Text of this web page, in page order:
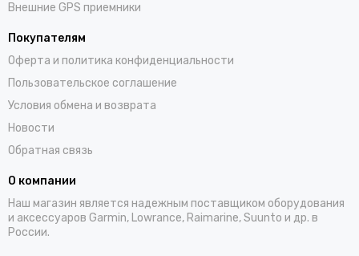
Внешние GPS приемники
Покупателям
Оферта и политика конфиденциальности
Пользовательское соглашение
Условия обмена и возврата
Новости
Обратная связь
О компании
Наш магазин является надежным поставщиком оборудования
и аксессуаров Garmin, Lowrance, Raimarine, Suunto и др. в
России.